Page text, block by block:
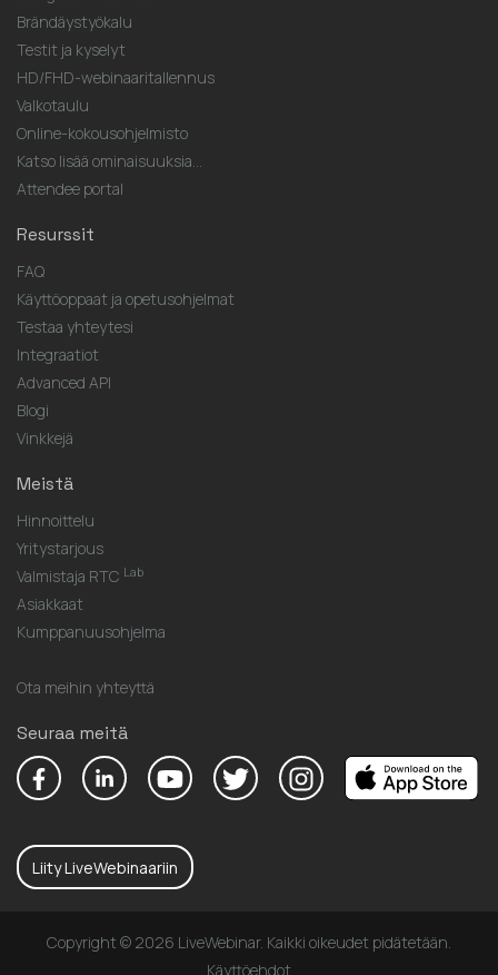
Brändäystyökalu
Testit ja kyselyt
HD/FHD-webinaaritallennus
Valkotaulu
Online-kokousohjelmisto
Katso lisää ominaisuuksia...
Attendee portal
Resurssit
FAQ
Käyttöoppaat ja opetusohjelmat
Testaa yhteytesi
Integraatiot
Advanced API
Blogi
Vinkkejä
Meistä
Hinnoittelu
Yritystarjous
Valmistaja RTC Lab
Asiakkaat
Kumppanuusohjelma
Ota meihin yhteyttä
Seuraa meitä
Liity LiveWebinaariin
Copyright © 2026 LiveWebinar. Kaikki oikeudet pidätetään.
Käyttöehdot